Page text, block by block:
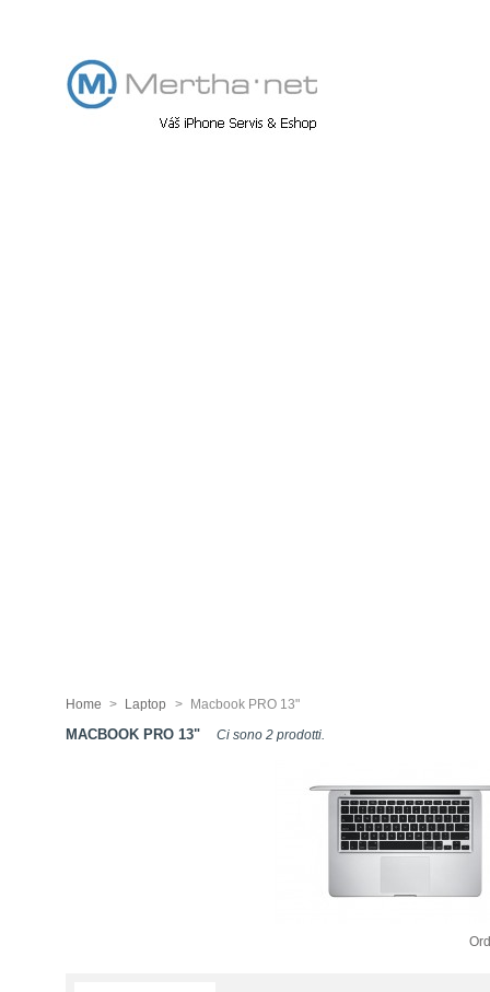
Home > Laptop > Macbook PRO 13"
MACBOOK PRO 13" Ci sono 2 prodotti.